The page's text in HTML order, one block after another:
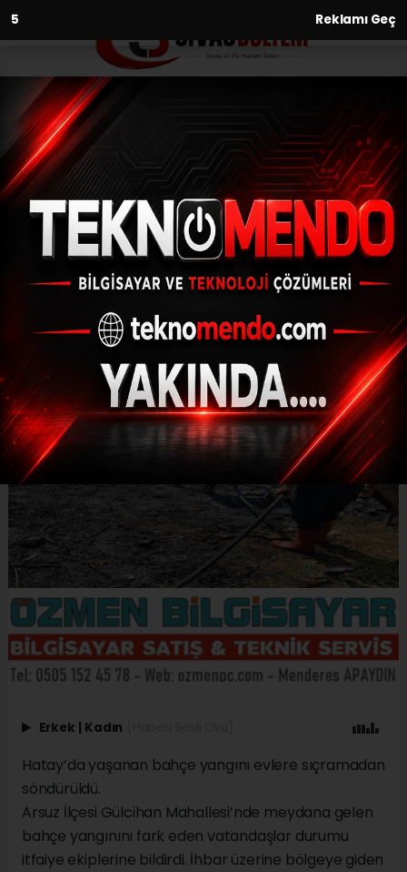
2 Reklamı Geç
Anasayfa Yaşam
Arsuz’da bahçe yangını
(İHA) - İhlas Haber Ajansı | 31.08.2024 - 14:32, Güncelleme: 31.08.2024
- 14:10
Arsuz’da bahçe yangını
ABONE OL
Erkek | Kadın
Hatay’da yaşanan bahçe yangını evlere sıçramadan
söndürüldü.
Arsuz İlçesi Gülcihan Mahallesi’nde meydana gelen
bahçe yangınını fark eden vatandaşlar durumu
itfaiye ekiplerine bildirdi. İhbar üzerine bölgeye giden